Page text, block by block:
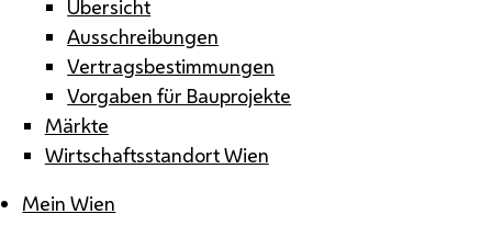
Übersicht
Ausschreibungen
Vertragsbestimmungen
Vorgaben für Bauprojekte
Märkte
Wirtschaftsstandort Wien
Mein Wien